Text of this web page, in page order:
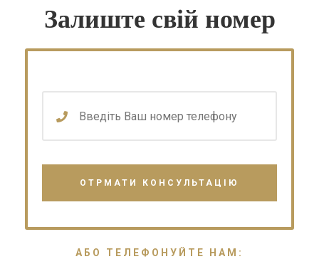
Залиште свій номер
АБО ТЕЛЕФОНУЙТЕ НАМ: